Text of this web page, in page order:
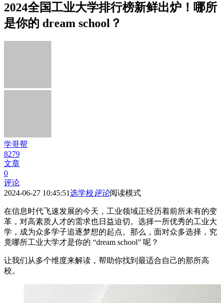
2024全国工业大学排行榜新鲜出炉！哪所
是你的 dream school？
学哥帮
8279
文章
0
评论
2024-06-27 10:45:51选学校评论阅读模式
在信息时代飞速发展的今天，工业领域正经历着前所未有的变
革，对高素质人才的需求也日益迫切。选择一所优秀的工业大
学，成为众多学子追逐梦想的起点。那么，面对众多选择，究
竟哪所工业大学才是你的 “dream school” 呢？
让我们从多个维度来解读，帮助你找到最适合自己的那所高
校。